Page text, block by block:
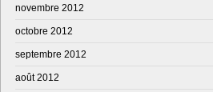
novembre 2012
octobre 2012
septembre 2012
août 2012